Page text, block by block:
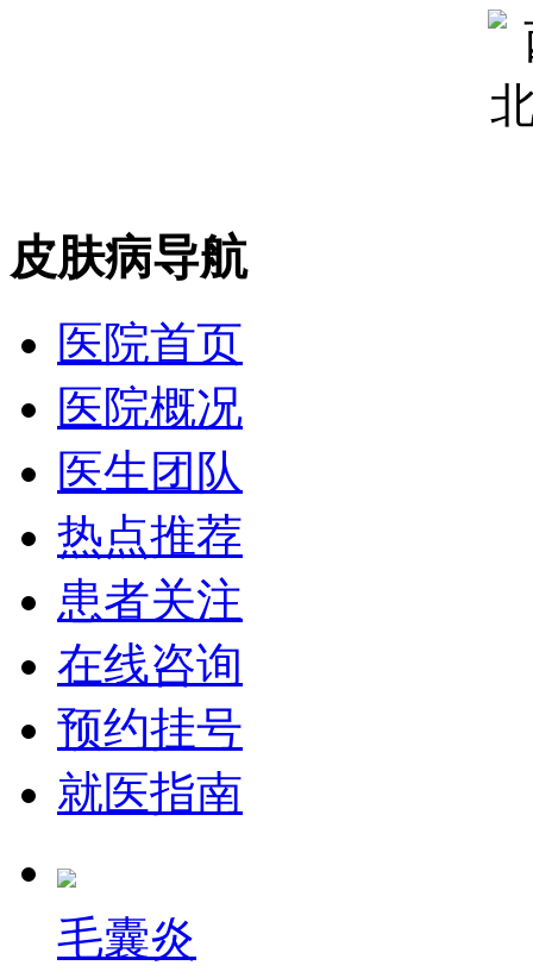
皮肤病导航
医院首页
医院概况
医生团队
热点推荐
患者关注
在线咨询
预约挂号
就医指南
毛囊炎